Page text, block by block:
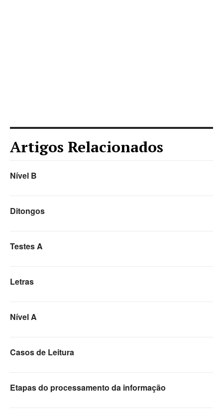
Artigos Relacionados
Nível B
Ditongos
Testes A
Letras
Nível A
Casos de Leitura
Etapas do processamento da informação